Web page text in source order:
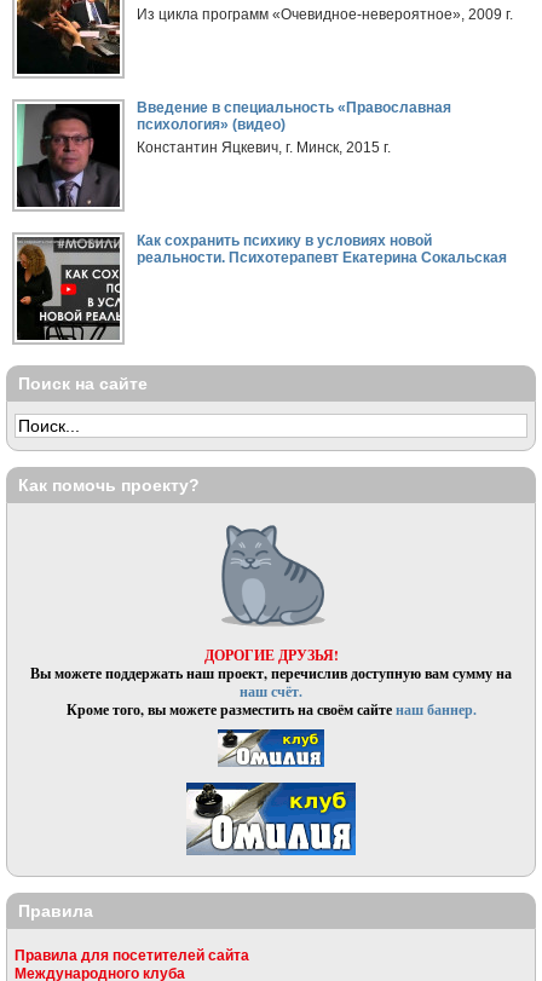
Из цикла программ «Очевидное-невероятное», 2009 г.
Введение в специальность «Православная
психология» (видео)
Константин Яцкевич, г. Минск, 2015 г.
Как сохранить психику в условиях новой
реальности. Психотерапевт Екатерина Сокальская
Поиск на сайте
Как помочь проекту?
ДОРОГИЕ ДРУЗЬЯ!
Вы можете поддержать наш проект, перечислив доступную вам сумму на
наш счёт.
Кроме того, вы можете разместить на своём сайтенаш баннер.
Правила
Правила для посетителей сайта
Международного клуба